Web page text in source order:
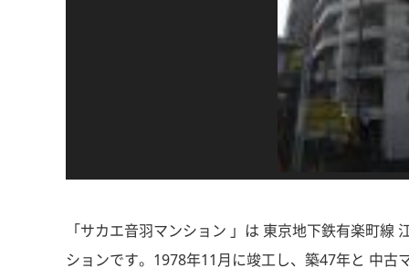
「サカエ音羽マンション 」は 東京地下鉄有楽町
ションです。1978年11月に竣工し、築47年と 中